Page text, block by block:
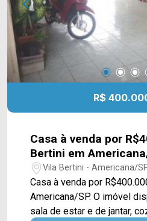
churrascaria Boi Assado,
contato com a equipe da
a sua visita!! WhatsApp e
4546 ARBIX IMÓVEIS - Presente em cada
mudança!
R$
Casa à venda por
Bertini em
Vila Bertini - Americana/
Casa à venda por
Americana/SP. O imóvel dispõe de 300M² com
sala de estar e de jantar,